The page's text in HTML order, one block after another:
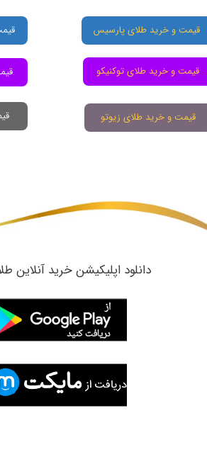
قیمت و خرید طلای پارسیس
قیمت و خرید طلای توکنیکو
قیمت و خرید طلای زیوتو
​دانلود اپلیکیشن خرید آنلاین